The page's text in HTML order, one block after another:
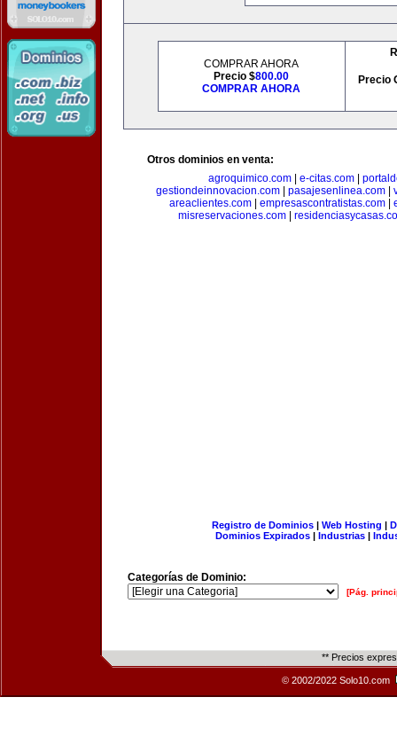
COMPRAR AHORA
Precio $800.00
COMPRAR AHORA
Precio
Otros dominios en venta:
agroquimico.com
e-citas.com
gestiondeinnovacion.com| pasajesenlinea.com|
areaclientes.com| empresascontratistas.com|
misreservaciones.com|
Registro de Dominios| Web Hosting |
Dominios Expirados | Industrias |
Categorías de Dominio:
[Pág.
** Precios
© 2002/2022 Solo10.com